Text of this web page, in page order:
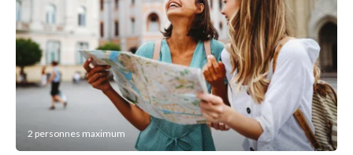
2 personnes maximum